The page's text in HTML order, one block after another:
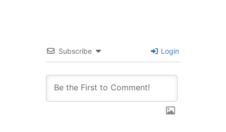
Subscribe Login